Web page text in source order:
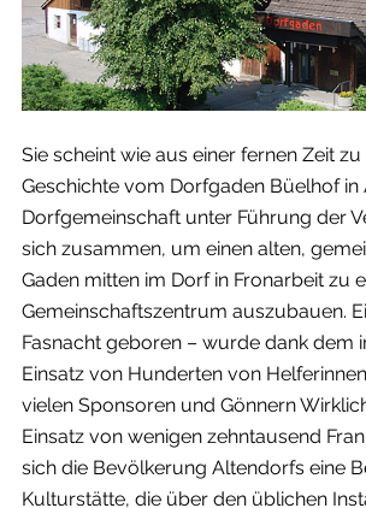
Sie scheint wie aus einer fernen Zeit
Geschichte vom Dorfgaden Büelhof in
Dorfgemeinschaft unter Führung der
sich zusammen, um einen alten,
Gaden mitten im Dorf in Fronarbeit zu
Gemeinschaftszentrum auszubauen.
Fasnacht geboren – wurde dank dem
Einsatz von Hunderten von
vielen Sponsoren und Gönnern
Einsatz von wenigen zehntausend
sich die Bevölkerung Altendorfs eine
Kulturstätte, die über den üblichen